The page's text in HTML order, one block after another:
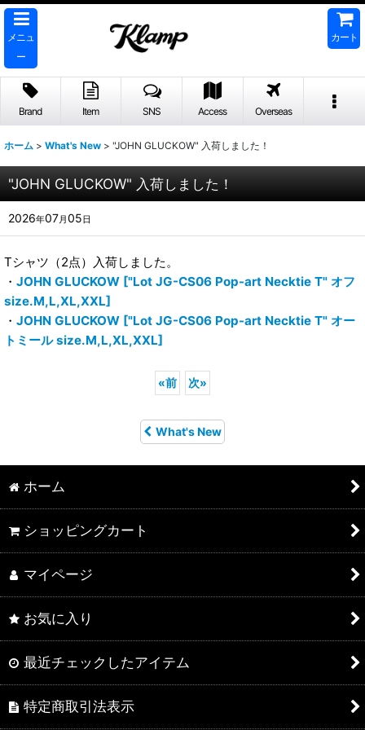
メニュ
ー
カート
Brand Item SNS Access Overseas
ホーム > What's New > "JOHN GLUCKOW" 入荷しました！
"JOHN GLUCKOW" 入荷しました！
2026年07月05日
Tシャツ（2点）入荷しました。
・ JOHN GLUCKOW ["Lot JG-CS06 Pop-art Necktie T" オフ
size.M,L,XL,XXL]
・ JOHN GLUCKOW ["Lot JG-CS06 Pop-art Necktie T" オー
トミール size.M,L,XL,XXL]
«前 次»
What's New
ホーム
ショッピングカート
マイページ
お気に入り
最近チェックしたアイテム
特定商取引法表示